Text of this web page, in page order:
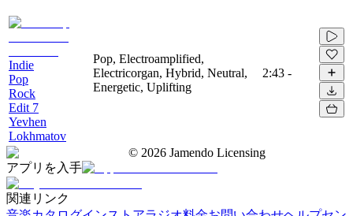
Indie
Pop
Rock
Edit 7
Yevhen
Lokhmatov
Pop, Electroamplified,
Electricorgan, Hybrid, Neutral,
Energetic, Uplifting
2:43 -
© 2026 Jamendo Licensing
アプリを入手
関連リンク